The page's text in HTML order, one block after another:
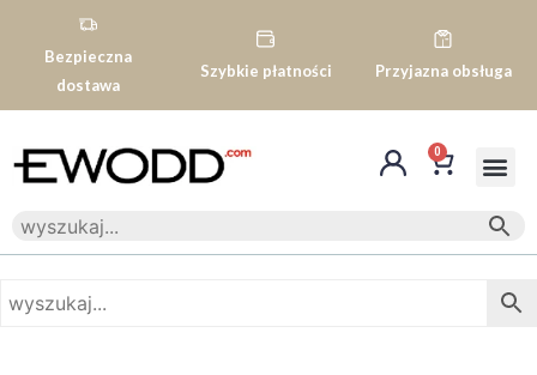
Bezpieczna
dostawa
Szybkie płatności Przyjazna obsługa
0